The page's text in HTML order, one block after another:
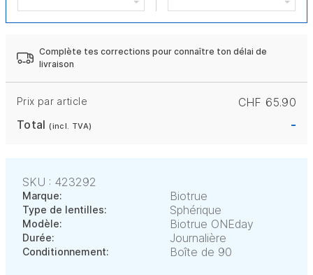
Complète tes corrections pour connaître ton délai de
livraison
Prix par article
CHF 65.90
Total(incl. TVA) -
SKU : 423292
Marque: Biotrue
Type de lentilles: Sphérique
Modèle: Biotrue ONEday
Durée: Journalière
Conditionnement: Boîte de 90